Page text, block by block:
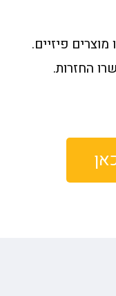
פיזיים.
החזרות.